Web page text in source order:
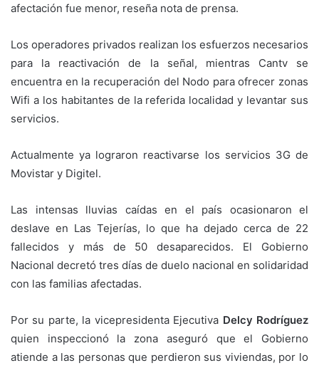
afectación fue menor, reseña nota de prensa.
Los operadores privados realizan los esfuerzos necesarios
para la reactivación de la señal, mientras Cantv se
encuentra en la recuperación del Nodo para ofrecer zonas
Wifi a los habitantes de la referida localidad y levantar sus
servicios.
Actualmente ya lograron reactivarse los servicios 3G de
Movistar y Digitel.
Las intensas lluvias caídas en el país ocasionaron el
deslave en Las Tejerías, lo que ha dejado cerca de 22
fallecidos y más de 50 desaparecidos. El Gobierno
Nacional decretó tres días de duelo nacional en solidaridad
con las familias afectadas.
Por su parte, la vicepresidenta Ejecutiva Delcy Rodríguez
quien inspeccionó la zona aseguró que el Gobierno
atiende a las personas que perdieron sus viviendas, por lo